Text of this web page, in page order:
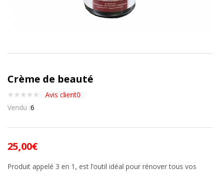
Lost password?
Crème de beauté
Avis client0
Vendu :6
25,00€
Produit appelé 3 en 1, est l’outil idéal pour rénover tous vos